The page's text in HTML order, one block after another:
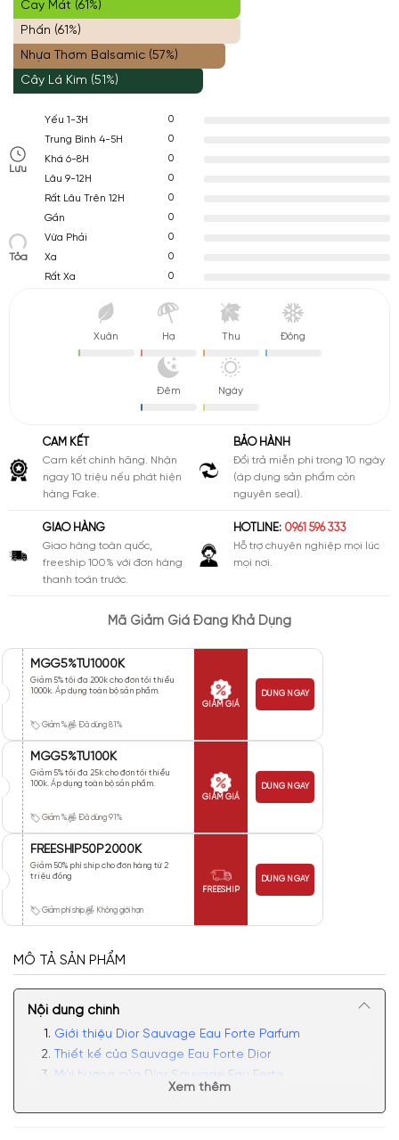
Cay Mát (61%)
Phấn (61%)
Nhựa Thơm Balsamic (57%)
Cây Lá Kim (51%)
Lưu
Yếu 1-3H
0
Trung Bình 4-5H
0
Khá 6-8H
0
Lâu 9-12H
0
Rất Lâu Trên 12H
0
Tỏa
Gần
0
Vừa Phải
0
Xa
0
Rất Xa
0
Xuân Hạ Thu Đông
Đêm Ngày
CAM KẾT
Cam kết chính hãng. Nhận
ngay 10 triệu nếu phát hiện
hàng Fake.
BẢO HÀNH
Đổi trả miễn phí trong 10 ngày
(áp dụng sản phẩm còn
nguyên seal).
GIAO HÀNG
Giao hàng toàn quốc,
freeship 100% với đơn hàng
thanh toán trước.
HOTLINE: 0961 596 333
Hỗ trợ chuyên nghiệp mọi lúc
mọi nơi.
Mã Giảm Giá Đang Khả Dụng
MGG5%TU1000K
Giảm 5% tối đa 200k cho đơn tối thiểu
1000k. Áp dụng toàn bộ sản phẩm.
Giảm % Đã dùng 81%
GIẢM GIÁ
DÙNG NGAY
MGG5%TU100K
Giảm 5% tối đa 25k cho đơn tối thiểu
100k. Áp dụng toàn bộ sản phẩm.
Giảm % Đã dùng 91%
GIẢM GIÁ
DÙNG NGAY
FREESHIP50P2000K
Giảm 50% phí ship cho đơn hàng từ 2
triệu đồng
Giảm phí ship Không giới hạn
FREESHIP
DÙNG NGAY
MÔ TẢ SẢN PHẨM
Nội dung chính
Giới thiệu Dior Sauvage Eau Forte Parfum
Thiết kế của Sauvage Eau Forte Dior
Mùi hương của Dior Sauvage Eau Forte
Parfum không?
Xem thêm